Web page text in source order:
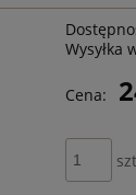
Wysyłka
Cena: